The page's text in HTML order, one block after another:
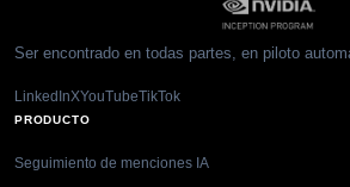
Ser encontrado en todas partes, en piloto
LinkedInXYouTubeTikTok
PRODUCTO
Seguimiento de menciones IA